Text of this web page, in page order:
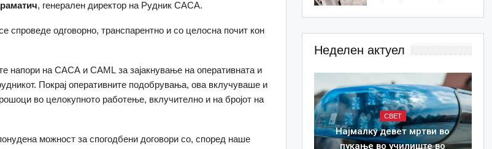
, генерален директор на Рудник САСА.
спроведе одговорно, транспарентно и со целосна почит кон
напори на САСА иCAML за зајакнување на оперативната и
Покрај оперативните подобрувања, ова вклучуваше и
во целокупното работење, вклучително и на бројот на
можност за спогодбени договори со, според наше
Неделен актуел
СВЕТ
Најмалку девет мртви во
пукање во училиште во